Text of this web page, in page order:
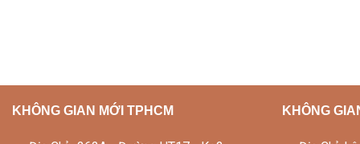
KHÔNG GIAN MỚI TPHCM KHÔNG